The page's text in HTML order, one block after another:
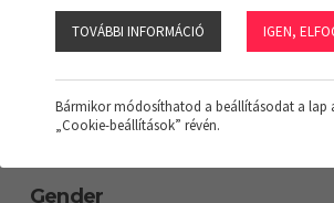
SOL'S
Gender
TOVÁBBI INFORMÁCIÓ IGEN,
Bármikor módosíthatod a beállításodat a lap
„Cookie-beállítások” révén.